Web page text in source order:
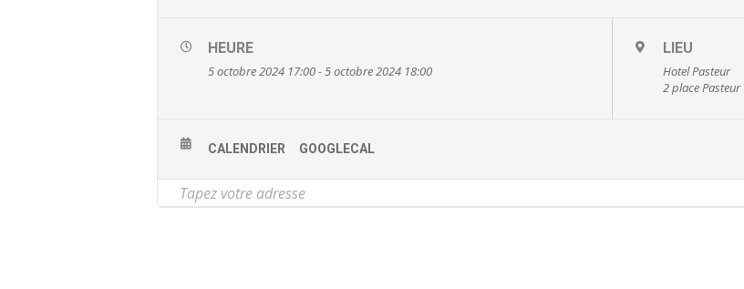
Événements de la journée :
Performances artistiques
Découvrez les danses et musiques présentées par les talentueux.euses membres d’UBUNTU.
Accueil des visiteurs.euses de l’exposition
EXENBEGER et de Sara POLANIA porté par France Terre d’Asile. Laissez-vous inspirer par les
HEURE
5 octobre 2024 17:00 - 5 octobre 2024 18:00
LIEU
Hotel Pasteur
2 place Pasteur
CALENDRIER GOOGLECAL